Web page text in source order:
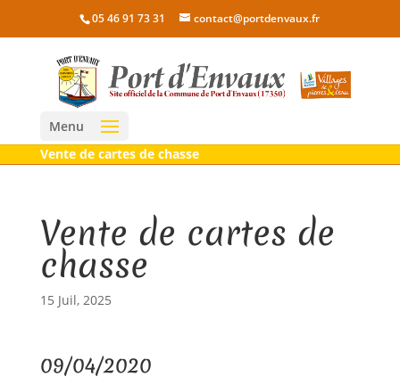
05 46 91 73 31 contact@portdenvaux.fr
Menu
Vente de cartes de chasse
Vente de cartes de
chasse
15 Juil, 2025
09/04/2020